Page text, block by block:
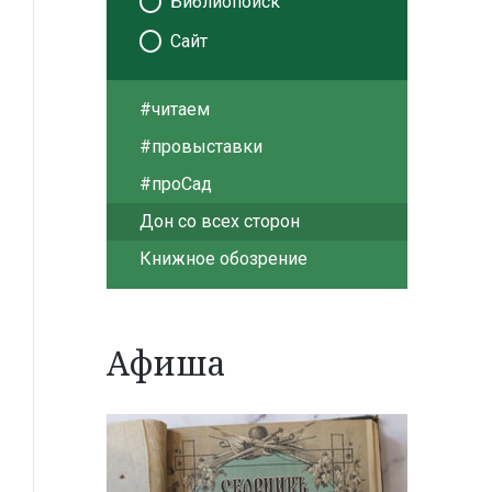
Сайт
#читаем
#провыставки
#проСад
Дон со всех сторон
Книжное обозрение
Афиша